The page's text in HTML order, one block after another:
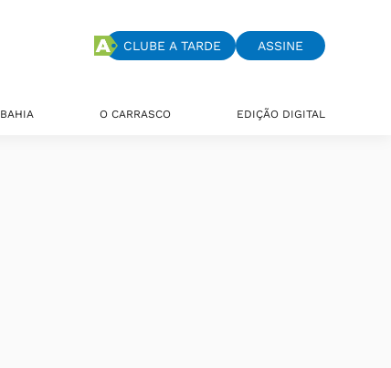
CLUBE A TARDE ASSINE
BAHIA O CARRASCO EDIÇÃO DIGITAL